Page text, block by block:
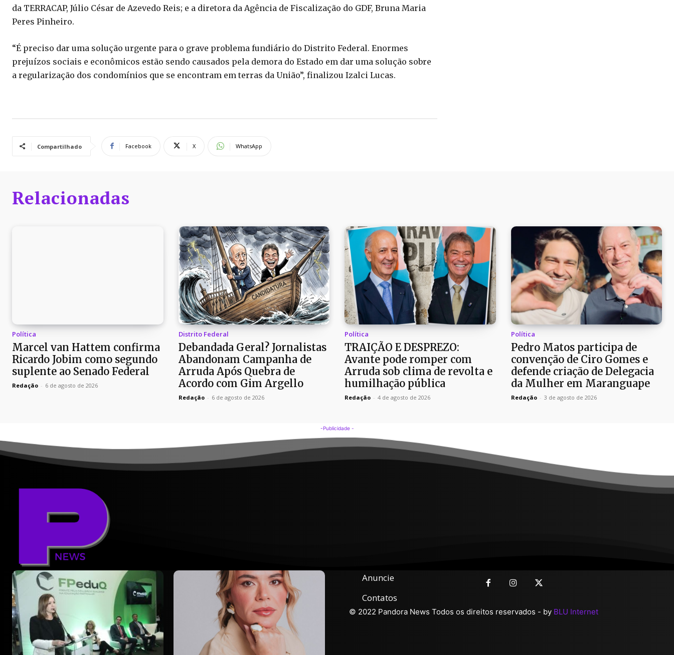
da TERRACAP, Júlio César de Azevedo Reis; e a diretora da Agência de Fiscalização do GDF, Bruna Maria
Peres Pinheiro.
“É preciso dar uma solução urgente para o grave problema fundiário do Distrito Federal. Enormes
prejuízos sociais e econômicos estão sendo causados pela demora do Estado em dar uma solução sobre
a regularização dos condomínios que se encontram em terras da União”, finalizou Izalci Lucas.
Compartilhado Facebook X WhatsApp
Relacionadas
Política
Marcel van Hattem confirma
Ricardo Jobim como segundo
suplente ao Senado Federal
Redação - 6 de agosto de 2026
Distrito Federal
Debandada Geral? Jornalistas
Abandonam Campanha de
Arruda Após Quebra de
Acordo com Gim Argello
Redação - 6 de agosto de 2026
Política
TRAIÇÃO E DESPREZO:
Avante pode romper com
Arruda sob clima de revolta e
humilhação pública
Redação - 4 de agosto de 2026
Política
Pedro Matos participa de
convenção de Ciro Gomes e
defende criação de Delegacia
da Mulher em Maranguape
Redação - 3 de agosto de 2026
-Publicidade -
Anuncie
Contatos
© 2022 Pandora News Todos os direitos reservados - by BLU Internet